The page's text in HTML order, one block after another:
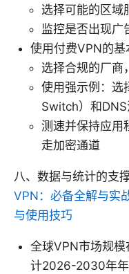
选择可能的区域
监控是否出现广
使用付费VPN的基
选择合规的厂商
使用强示例：选
Switch）和DNS
测速并保持应用
走加密通道
八、数据与统计的支
VPN：必备全解与实
与使用技巧
全球VPN市场规
计2026-2030年年